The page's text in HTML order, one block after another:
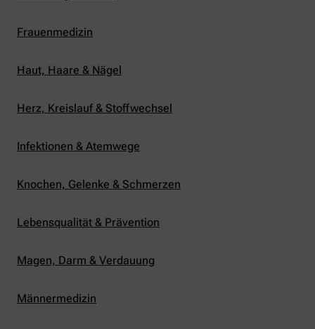
Frauenmedizin
Haut, Haare & Nägel
Herz, Kreislauf & Stoffwechsel
Infektionen & Atemwege
Knochen, Gelenke & Schmerzen
Lebensqualität & Prävention
Magen, Darm & Verdauung
Männermedizin